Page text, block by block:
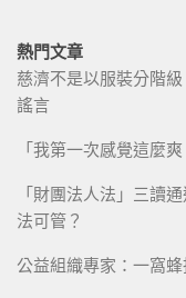
熱門文章
慈濟不是以服裝分階
謠言
「我第一次感覺這麼
「財團法人法」三讀
法可管？
公益組織專家：一窩